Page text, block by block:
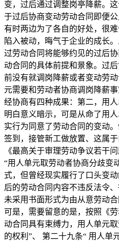
变，过后通过调整岗亭降薪。
于过后协商变动劳动合同即便
有时两边为了各自的好处，很
陷入被动，晦气于企业的成长
过劳动合同将能够约见的过后
动合同的具体前提和景象。过
前没有就调岗降薪或者变动劳
元需要和劳动者协商调岗降薪
经协商有四种成果：第二，用
明白意义暗示，可是从命了用
实行为同意了劳动合同的变动
签到，接管新工做放置、这属
《最高关于审理劳动争议若干
“用人单元取劳动者协商分歧变
式，但曾经现实履行了口头变
后的劳动合同内容不违反法令
未采用书面形式为由从意劳动
可是，需要留意的是，按照《
动合同具有束缚力，用人单元
的权利”、 第二十九条“ 用人单